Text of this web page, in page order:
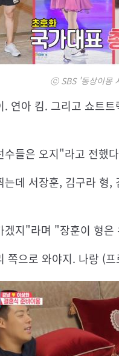
ⓒ SBS '동상이몽
연아 킴. 그리고 쇼트
들은 오지"라고 전했
데 서장훈, 김구라 형
지"라며 "장훈이 형
쪽으로 와야지. 나랑 (